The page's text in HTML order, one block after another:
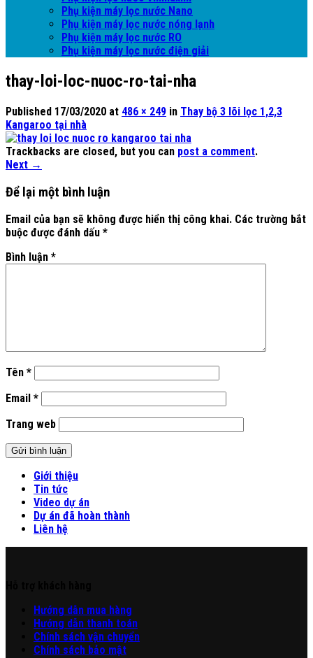
Phụ kiện máy lọc nước Nano
Phụ kiện máy lọc nước nóng lạnh
Phụ kiện máy lọc nước RO
Phụ kiện máy lọc nước điện giải
thay-loi-loc-nuoc-ro-tai-nha
Published 17/03/2020 at 486 × 249 in Thay bộ 3 lõi lọc 1,2,3
Kangaroo tại nhà
Trackbacks are closed, but you can post a comment.
Next →
Để lại một bình luận
Email của bạn sẽ không được hiển thị công khai. Các trường bắt
buộc được đánh dấu *
Bình luận *
Tên *
Email *
Trang web
Giới thiệu
Tin tức
Video dự án
Dự án đã hoàn thành
Liên hệ
Hướng dẫn mua hàng
Hướng dẫn thanh toán
Chính sách vận chuyển
Chính sách bảo mật